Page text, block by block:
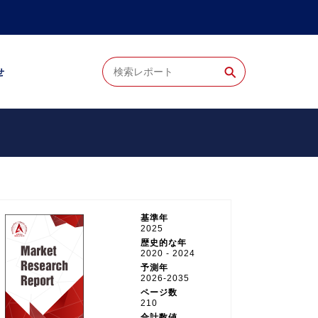
⚲
基準年
2025
歴史的な年
2020 - 2024
予測年
2026-2035
ページ数
210